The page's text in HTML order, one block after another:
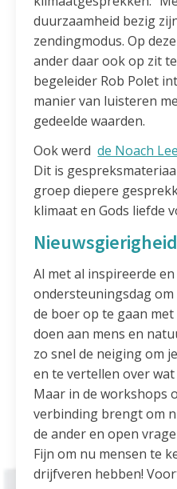
duurzaamheid bezig
zendingmodus. Op
ander daar ook op zit
begeleider Rob Polet
manier van luisteren
gedeelde waarden.
Ook werdde Noach
Dit is
groep diepere
klimaat en Gods liefde
Nieuwsgierigheid
Al met al inspireerde
ondersteuningsdag
de boer op te gaan
doen aan mens en
zo snel de neiging om
en te vertellen over
Maar in de workshops
verbinding brengt om
de ander en open
Fijn om nu mensen te
drijfveren hebben!